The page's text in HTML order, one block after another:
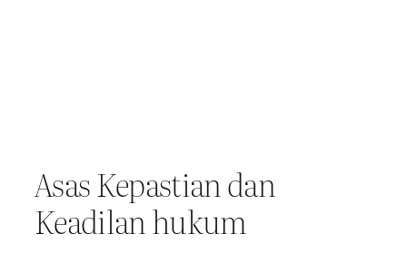
Asas Kepastian dan
Keadilan hukum